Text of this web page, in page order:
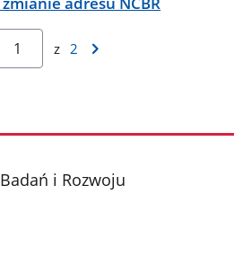
z 2
i Rozwoju